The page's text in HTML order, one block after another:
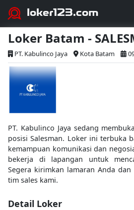
loker123.com
Loker Batam -
PT. Kabulinco Jaya Kota Batam
PT. Kabulinco Jaya sedang
posisi Salesman. Loker ini terbuka
kemampuan komunikasi dan
bekerja di lapangan untuk
Segera kirimkan lamaran Anda
tim sales kami.
Detail Loker